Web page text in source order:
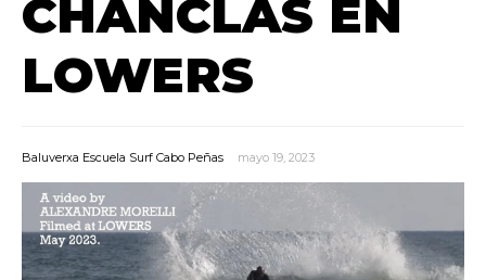
CHANCLAS EN
LOWERS
Baluverxa Escuela Surf Cabo Peñas mayo 19, 2023